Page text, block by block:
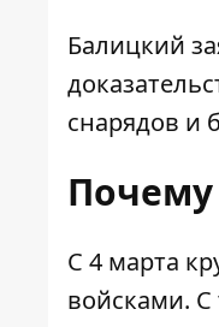
Балицкий
снарядов и
С 4 марта
войсками. С